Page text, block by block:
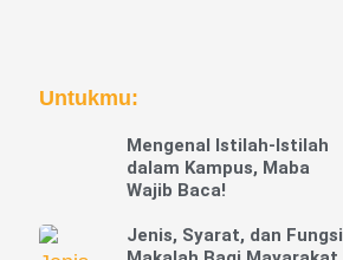
Untukmu:
Mengenal Istilah-Istilah
dalam Kampus, Maba
Wajib Baca!
Jenis, Syarat, dan Fungsi